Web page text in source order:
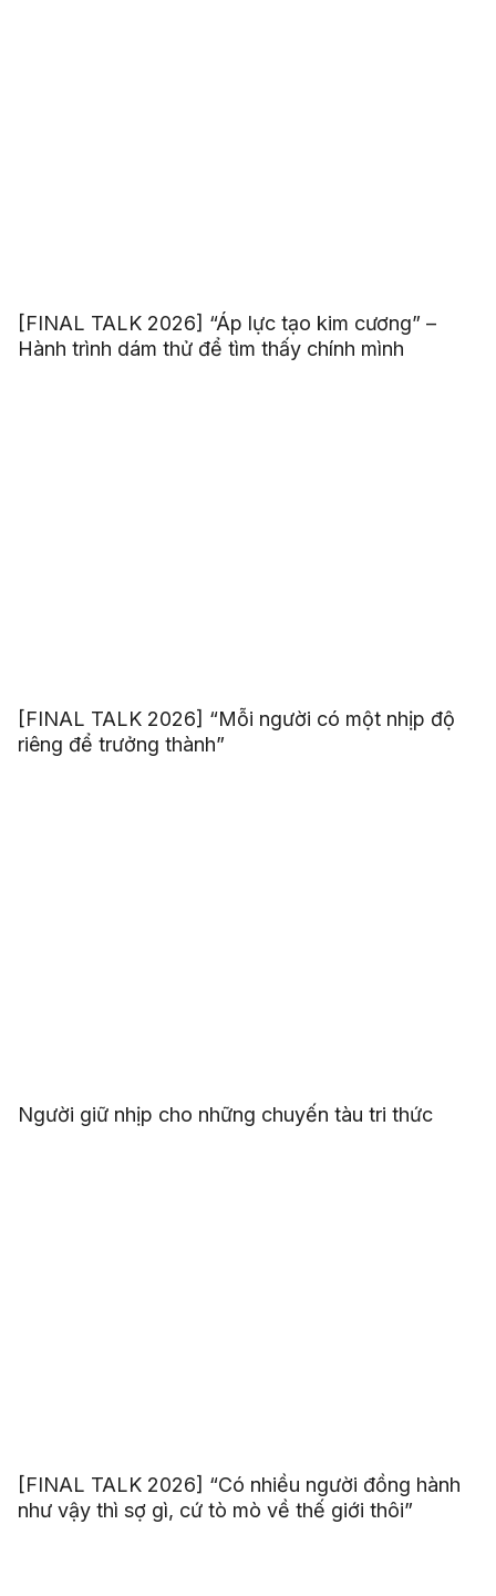
[FINAL TALK 2026] “Áp lực tạo kim cương” –
Hành trình dám thử để tìm thấy chính mình
[FINAL TALK 2026] “Mỗi người có một nhịp độ
riêng để trưởng thành”
Người giữ nhịp cho những chuyến tàu tri thức
[FINAL TALK 2026] “Có nhiều người đồng hành
như vậy thì sợ gì, cứ tò mò về thế giới thôi”